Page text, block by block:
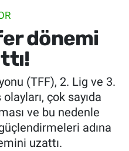
dönemi
(TFF), 2. Lig ve 3.
çok sayıda
ve bu nedenle
adına
uzattı.